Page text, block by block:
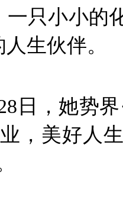
一只小小的
生伙伴。
，她势界
，美好人